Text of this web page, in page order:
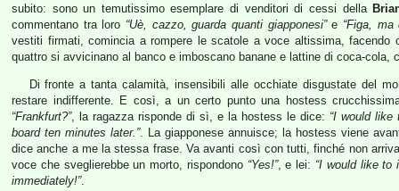
subito: sono un temutissimo esemplare di venditori di cessi della
commentano tra loro “Uè, cazzo, guarda quanti giapponesi”e “Figa, ma
vestiti firmati, comincia a rompere le scatole a voce altissima,
quattro si avvicinano al banco e imboscano banane e lattine di coca-cola,
Di fronte a tanta calamità, insensibili alle occhiate disgustate del
restare indifferente. E così, a un certo punto una hostess
“Frankfurt?”, la ragazza risponde di sì, e la hostess le dice: “I would
board ten minutes later.”. La giapponese annuisce; la hostess viene
dice anche a me la stessa frase. Va avanti così con tutti, finché non
voce che sveglierebbe un morto, rispondono “Yes!”, e lei: “I would like to
immediately!”.